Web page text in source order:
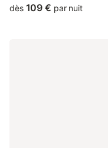
dès 109 € par nuit